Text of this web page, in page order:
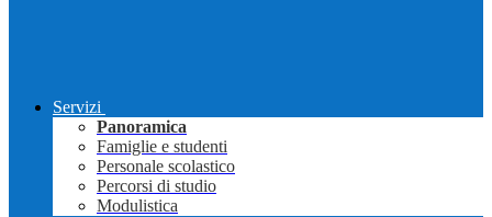
Servizi
Panoramica
Famiglie e studenti
Personale scolastico
Percorsi di studio
Modulistica